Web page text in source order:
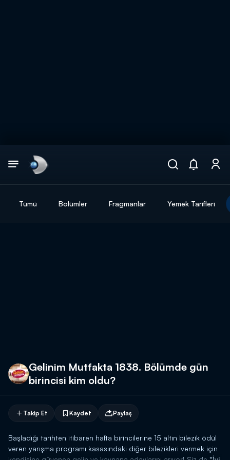
Tümü Bölümler Fragmanlar Yemek Tarifleri
Gelinim Mutfakta 1838. Bölümde gün
birincisi kim oldu?
Takip Et Kaydet Paylaş
Başladığı tarihten itibaren hafta birincilerine 15 altın bilezik ödül
veren yarışma programı kasasındaki diğer bilezikleri vermek için